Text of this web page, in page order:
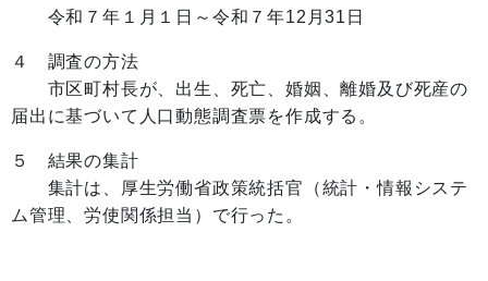
令和７年１月１日～令和７年12月31日
４ 調査の方法
市区町村長が、出生、死亡、婚姻、離婚及び死産の
届出に基づいて人口動態調査票を作成する。
５ 結果の集計
集計は、厚生労働省政策統括官（統計・情報システ
ム管理、労使関係担当）で行った。